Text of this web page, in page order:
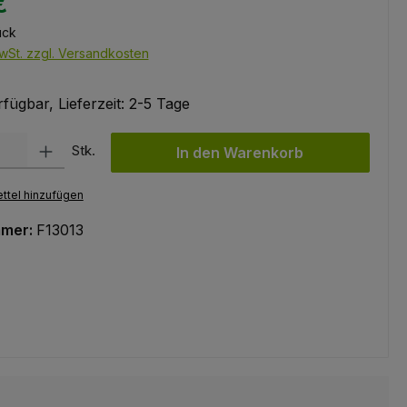
zzgl. Versandkosten
Lieferzeit: 2-5 Tage
Gib den gewünschten Wert ein oder benutze die Schaltflächen
Stk. In den Warenkorb
hinzufügen
F13013